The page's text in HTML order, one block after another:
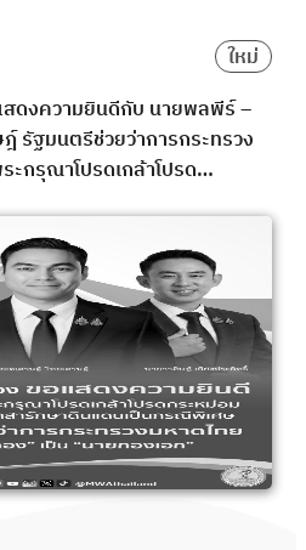
ใหม่
ดงความยินดีกับ นายพลพีร์ –
รัฐมนตรีช่วยว่าการกระทรวง
ะกรุณาโปรดเกล้าโปรด
น “นายกองเอก”